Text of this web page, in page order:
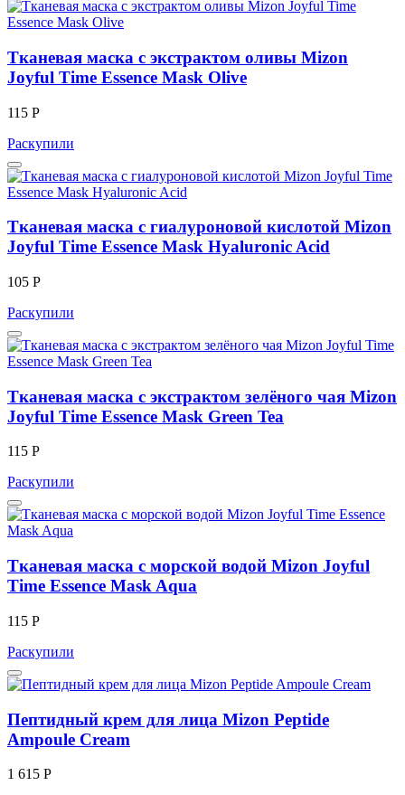
Тканевая маска с экстрактом оливы Mizon
Joyful Time Essence Mask Olive
115 Р
Раскупили
Тканевая маска с гиалуроновой кислотой Mizon
Joyful Time Essence Mask Hyaluronic Acid
105 Р
Раскупили
Тканевая маска с экстрактом зелёного чая Mizon
Joyful Time Essence Mask Green Tea
115 Р
Раскупили
Тканевая маска с морской водой Mizon Joyful
Time Essence Mask Aqua
115 Р
Раскупили
Пептидный крем для лица Mizon Peptide
Ampoule Cream
1 615 Р